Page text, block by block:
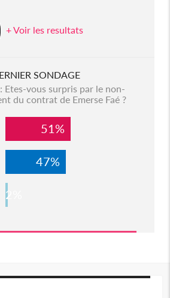
+ Voir les resultats
SONDAGE
Etes-vous surpris par le non-
du contrat de Emerse Faé ?
51%
47%
2%